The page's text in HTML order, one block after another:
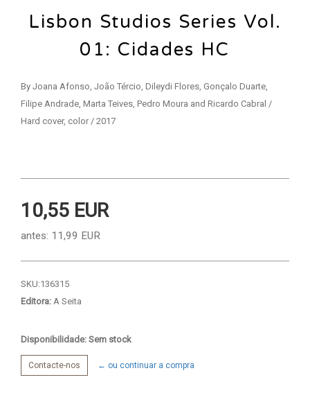
Lisbon Studios Series Vol.
01: Cidades HC
By Joana Afonso, João Tércio, Dileydi Flores, Gonçalo Duarte,
Filipe Andrade, Marta Teives, Pedro Moura and Ricardo Cabral /
Hard cover, color / 2017
10,55 EUR
antes: 11,99 EUR
SKU:136315
Editora: A Seita
Disponibilidade: Sem stock
Contacte-nos ← ou continuar a compra